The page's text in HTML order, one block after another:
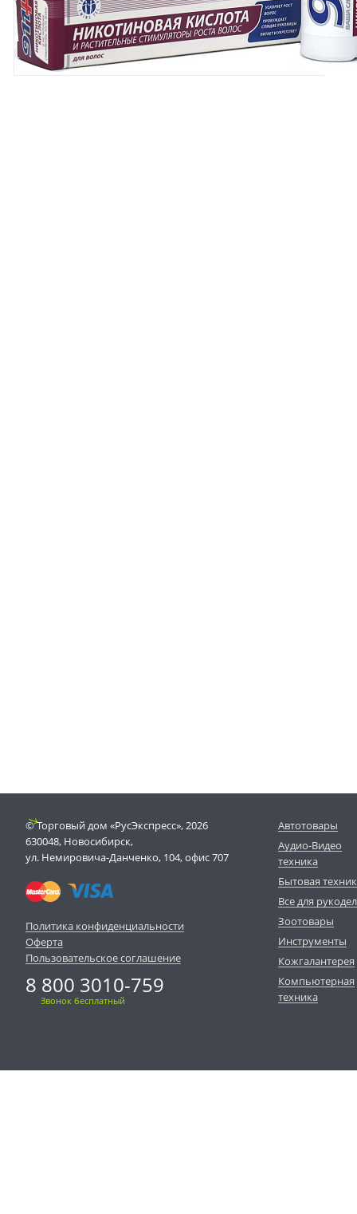
© Торговый дом «РусЭкспресс», 2026
630048, Новосибирск,
ул. Немировича-Данченко, 104, офис 707
Политика конфиденциальности
Оферта
Пользовательское соглашение
8 800 3010-759
Звонок бесплатный
Автотовары
Аудио-Видео
техника
Бытовая
Все для
Зоотовары
Инструменты
Кожгалантерея
Компьютерная
техника